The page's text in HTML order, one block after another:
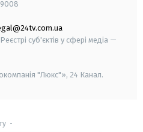
суб'єктів у сфері медіа —
"Люкс"», 24 Канал.
-